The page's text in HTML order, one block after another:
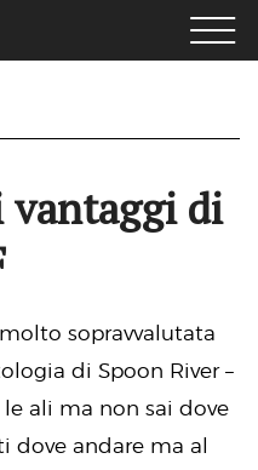
di
sopravvalutata
di Spoon River –
le ali ma non sai dove
dove andare ma al